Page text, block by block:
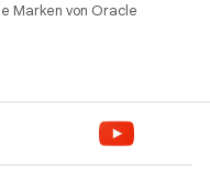
Marken von Oracle